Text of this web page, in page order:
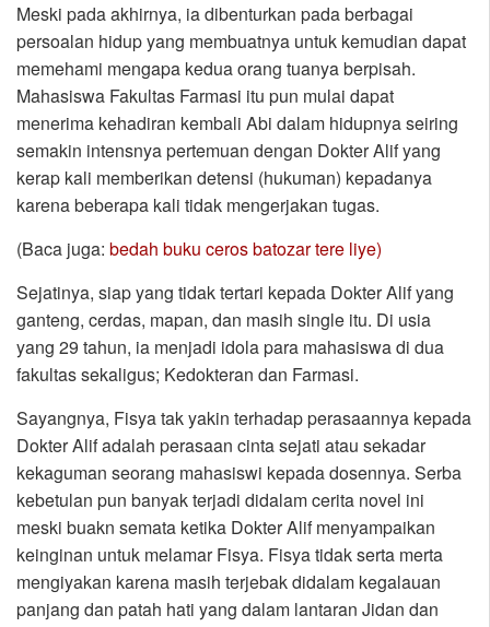
Meski pada akhirnya, ia dibenturkan pada berbagai
persoalan hidup yang membuatnya untuk kemudian dapat
memehami mengapa kedua orang tuanya berpisah.
Mahasiswa Fakultas Farmasi itu pun mulai dapat
menerima kehadiran kembali Abi dalam hidupnya seiring
semakin intensnya pertemuan dengan Dokter Alif yang
kerap kali memberikan detensi (hukuman) kepadanya
karena beberapa kali tidak mengerjakan tugas.
(Baca juga: bedah buku ceros batozar tere liye)
Sejatinya, siap yang tidak tertari kepada Dokter Alif yang
ganteng, cerdas, mapan, dan masih single itu. Di usia
yang 29 tahun, ia menjadi idola para mahasiswa di dua
fakultas sekaligus; Kedokteran dan Farmasi.
Sayangnya, Fisya tak yakin terhadap perasaannya kepada
Dokter Alif adalah perasaan cinta sejati atau sekadar
kekaguman seorang mahasiswi kepada dosennya. Serba
kebetulan pun banyak terjadi didalam cerita novel ini
meski buakn semata ketika Dokter Alif menyampaikan
keinginan untuk melamar Fisya. Fisya tidak serta merta
mengiyakan karena masih terjebak didalam kegalauan
panjang dan patah hati yang dalam lantaran Jidan dan